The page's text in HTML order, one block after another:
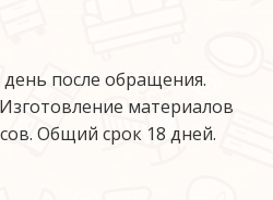
после обращения.
материалов
Общий срок 18 дней.